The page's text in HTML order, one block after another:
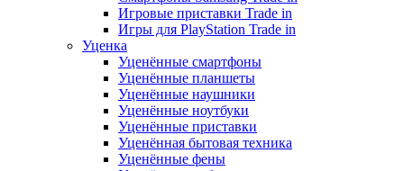
Игровые приставки Trade in
Игры для PlayStation Trade in
Уценка
Уценённые смартфоны
Уценённые планшеты
Уценённые наушники
Уценённые ноутбуки
Уценённые приставки
Уценённая бытовая техника
Уценённые фены